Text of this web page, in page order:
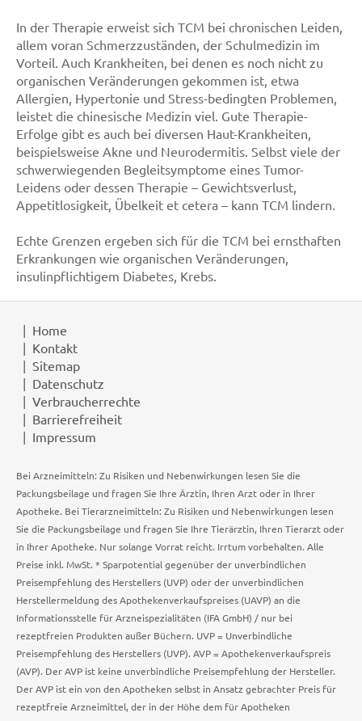
In der Therapie erweist sich TCM bei chronischen Leiden,
allem voran Schmerzzuständen, der Schulmedizin im
Vorteil. Auch Krankheiten, bei denen es noch nicht zu
organischen Veränderungen gekommen ist, etwa
Allergien, Hypertonie und Stress-bedingten Problemen,
leistet die chinesische Medizin viel. Gute Therapie-
Erfolge gibt es auch bei diversen Haut-Krankheiten,
beispielsweise Akne und Neurodermitis. Selbst viele der
schwerwiegenden Begleitsymptome eines Tumor-
Leidens oder dessen Therapie – Gewichtsverlust,
Appetitlosigkeit, Übelkeit et cetera – kann TCM lindern.
Echte Grenzen ergeben sich für die TCM bei ernsthaften
Erkrankungen wie organischen Veränderungen,
insulinpflichtigem Diabetes, Krebs.
Home
Kontakt
Sitemap
Datenschutz
Verbraucherrechte
Barrierefreiheit
Impressum
Bei Arzneimitteln: Zu Risiken und Nebenwirkungen lesen Sie die
Packungsbeilage und fragen Sie Ihre Ärztin, Ihren Arzt oder in Ihrer
Apotheke. Bei Tierarzneimitteln: Zu Risiken und Nebenwirkungen lesen
Sie die Packungsbeilage und fragen Sie Ihre Tierärztin, Ihren Tierarzt oder
in Ihrer Apotheke. Nur solange Vorrat reicht. Irrtum vorbehalten. Alle
Preise inkl. MwSt. * Sparpotential gegenüber der unverbindlichen
Preisempfehlung des Herstellers (UVP) oder der unverbindlichen
Herstellermeldung des Apothekenverkaufspreises (UAVP) an die
Informationsstelle für Arzneispezialitäten (IFA GmbH) / nur bei
rezeptfreien Produkten außer Büchern. UVP = Unverbindliche
Preisempfehlung des Herstellers (UVP). AVP = Apothekenverkaufspreis
(AVP). Der AVP ist keine unverbindliche Preisempfehlung der Hersteller.
Der AVP ist ein von den Apotheken selbst in Ansatz gebrachter Preis für
rezeptfreie Arzneimittel, der in der Höhe dem für Apotheken